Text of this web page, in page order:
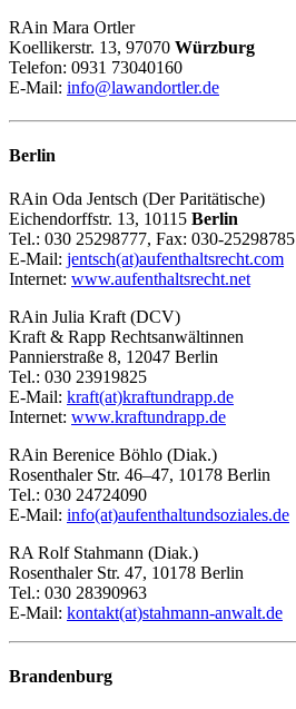
RAin Mara Ortler
Koellikerstr. 13, 97070 Würzburg
Telefon: 0931 73040160
E-Mail: info@lawandortler.de
Berlin
RAin Oda Jentsch (Der Paritätische)
Eichendorffstr. 13, 10115 Berlin
Tel.: 030 25298777, Fax: 030-25298785
E-Mail: jentsch(at)aufenthaltsrecht.com
Internet: www.aufenthaltsrecht.net
RAin Julia Kraft (DCV)
Kraft & Rapp Rechtsanwältinnen
Pannierstraße 8, 12047 Berlin
Tel.: 030 23919825
E-Mail: kraft(at)kraftundrapp.de
Internet: www.kraftundrapp.de
RAin Berenice Böhlo (Diak.)
Rosenthaler Str. 46–47, 10178 Berlin
Tel.: 030 24724090
E-Mail: info(at)aufenthaltundsoziales.de
RA Rolf Stahmann (Diak.)
Rosenthaler Str. 47, 10178 Berlin
Tel.: 030 28390963
E-Mail: kontakt(at)stahmann-anwalt.de
Brandenburg